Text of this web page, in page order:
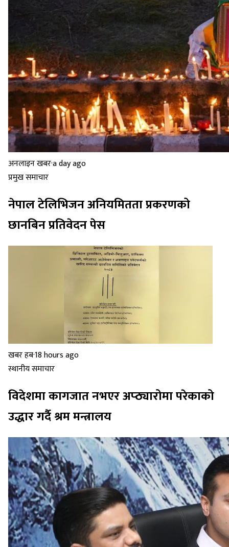
अनलाइन खबर·a day ago
प्रमुख समाचार
नेपाल टेलिभिजन अनियमितता प्रकरणको
छानबिन प्रतिवेदन पेस
खबर हब·18 hours ago
स्थानीय समाचार
विदेशमा कागजात नभएर अप्ठ्यारोमा परेकाको
उद्धार गर्दै श्रम मन्त्रालय